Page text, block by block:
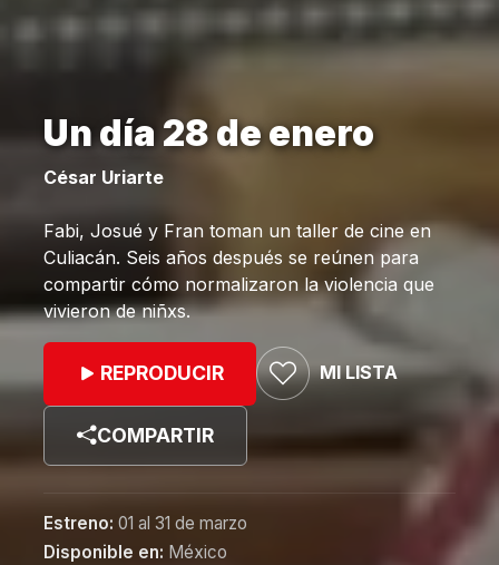
Un día 28 de enero
César Uriarte
Fabi, Josué y Fran toman un taller de cine en
Culiacán. Seis años después se reúnen para
compartir cómo normalizaron la violencia que
vivieron de niñxs.
REPRODUCIR MI LISTA
COMPARTIR
Estreno: 01 al 31 de marzo
Disponible en: México